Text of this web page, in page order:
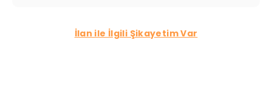
İlan ile İlgili Şikayetim Var